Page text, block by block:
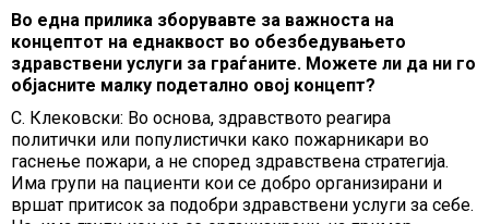
Во една прилика зборувавте за важноста на
концептот на еднаквост во обезбедувањето
здравствени услуги за граѓаните. Можете ли да ни го
објасните малку подетално овој концепт?
С. Клековски: Во основа, здравството реагира
политички или популистички како пожарникари во
гаснење пожари, а не според здравствена стратегија.
Има групи на пациенти кои се добро организирани и
вршат притисок за подобри здравствени услуги за себе.